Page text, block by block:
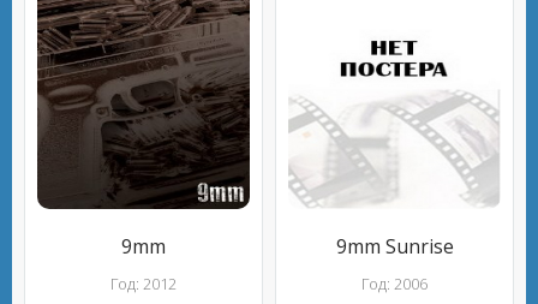
9mm
Год: 2012
9mm Sunrise
Год: 2006